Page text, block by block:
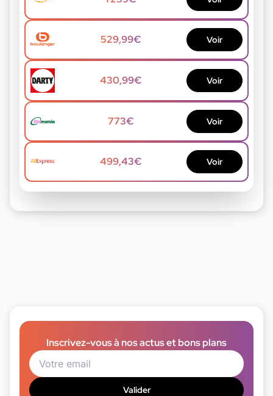
529,99€ Voir
430,99€ Voir
773€ Voir
499,43€ Voir
Inscrivez-vous à nos actus et bons plans
Valider